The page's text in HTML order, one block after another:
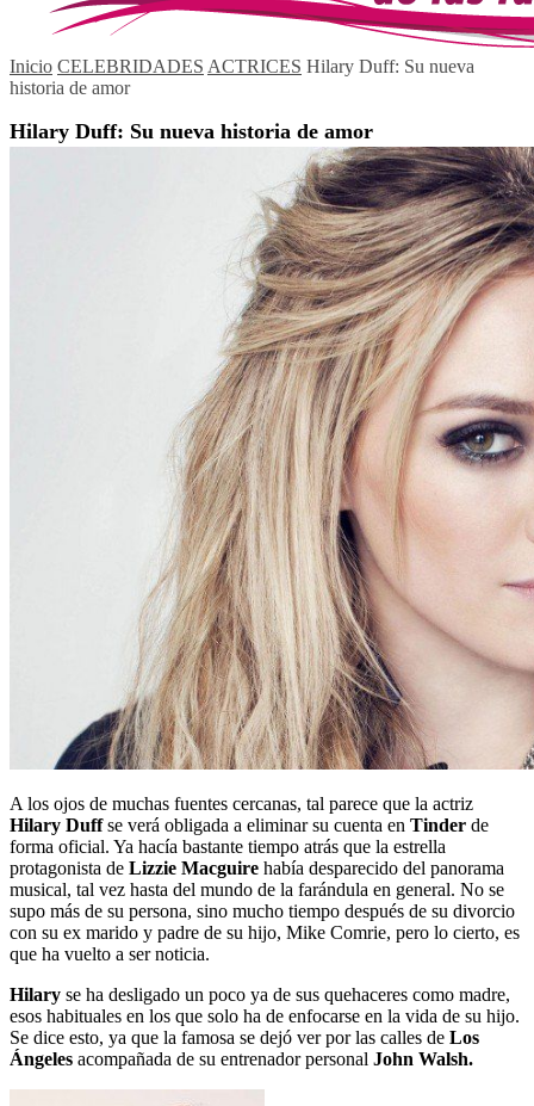
Inicio CELEBRIDADES ACTRICES Hilary Duff: Su nueva
historia de amor
Hilary Duff: Su nueva historia de amor
A los ojos de muchas fuentes cercanas, tal parece que la actriz
Hilary Duffse verá obligada a eliminar su cuenta en Tinder de
forma oficial. Ya hacía bastante tiempo atrás que la estrella
protagonista de Lizzie Macguire había desparecido del panorama
musical, tal vez hasta del mundo de la farándula en general. No se
supo más de su persona, sino mucho tiempo después de su divorcio
con su ex marido y padre de su hijo, Mike Comrie, pero lo cierto, es
que ha vuelto a ser noticia.
Hilary se ha desligado un poco ya de sus quehaceres como madre,
esos habituales en los que solo ha de enfocarse en la vida de su hijo.
Se dice esto, ya que la famosa se dejó ver por las calles de Los
Ángeles acompañada de su entrenador personal John Walsh.